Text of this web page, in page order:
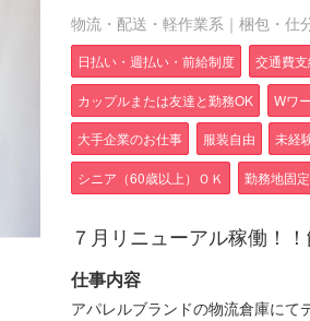
物流・配送・軽作業系｜梱包・仕
日払い・週払い・前給制度 交通費
カップルまたは友達と勤務OK Wワ
大手企業のお仕事 服装自由 未経
シニア（60歳以上）ＯＫ 勤務地固定
７月リニューアル稼働！
仕事内容
アパレルブランドの物流倉庫にて